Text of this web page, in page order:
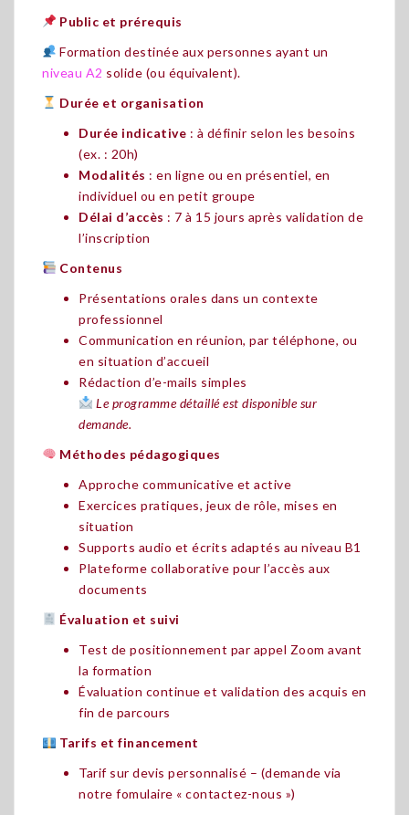
Public et prérequis
Formation destinée aux personnes ayant un
niveau A2 solide (ou équivalent).
Durée et organisation
Durée indicative : à définir selon les besoins
(ex. : 20h)
Modalités : en ligne ou en présentiel, en
individuel ou en petit groupe
Délai d’accès : 7 à 15 jours après validation de
l’inscription
Contenus
Présentations orales dans un contexte
professionnel
Communication en réunion, par téléphone, ou
en situation d’accueil
Rédaction d’e-mails simples
Le programme détaillé est disponible sur
demande.
Méthodes pédagogiques
Approche communicative et active
Exercices pratiques, jeux de rôle, mises en
situation
Supports audio et écrits adaptés au niveau B1
Plateforme collaborative pour l’accès aux
documents
Évaluation et suivi
Test de positionnement par appel Zoom avant
la formation
Évaluation continue et validation des acquis en
fin de parcours
Tarifs et financement
Tarif sur devis personnalisé – (demande via
notre fomulaire « contactez-nous »)